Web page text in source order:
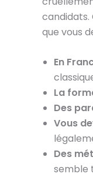
candidats.
que vous
En
La
Des
Vous
Des
semble